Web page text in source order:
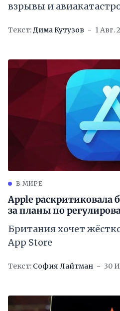
взрывы и
Текст:Дима Кутузов 1 Авг.
В МИРЕ
Apple раскритиковала
за планы по
Британия хочет
App Store
Текст: София Лайтман 30